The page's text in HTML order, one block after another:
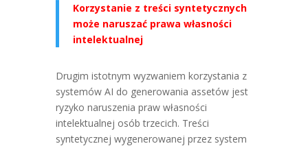
Korzystanie z treści syntetycznych
może naruszać prawa własności
intelektualnej
Drugim istotnym wyzwaniem korzystania z
systemów AI do generowania assetów jest
ryzyko naruszenia praw własności
intelektualnej osób trzecich. Treści
syntetycznej wygenerowanej przez system